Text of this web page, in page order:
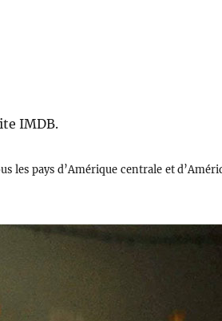
IMDB.
les pays d’Amérique centrale et